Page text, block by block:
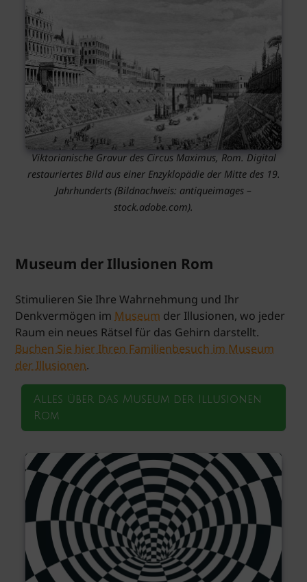
Viktorianische Gravur des Circus Maximus, Rom. Digital
restauriertes Bild aus einer Enzyklopädie der Mitte des 19.
Jahrhunderts (Bildnachweis: antiqueimages –
stock.adobe.com).
Museum der Illusionen Rom
Stimulieren Sie Ihre Wahrnehmung und Ihr
Denkvermögen im Museum der Illusionen, wo jeder
Raum ein neues Rätsel für das Gehirn darstellt.
Buchen Sie hier Ihren Familienbesuch im Museum
der Illusionen.
Alles über das Museum der Illusionen
Rom